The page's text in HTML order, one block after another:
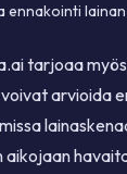
ennakointi
tarjoaa
arvioida
aikojaan